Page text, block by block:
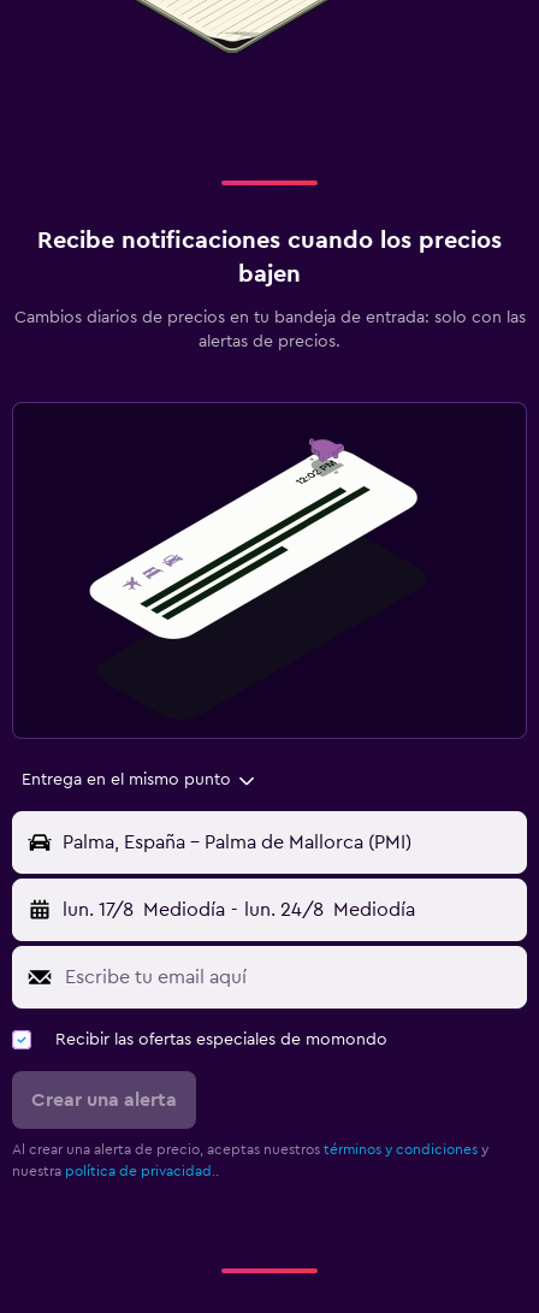
Recibe notificaciones cuando los precios
bajen
Cambios diarios de precios en tu bandeja de entrada: solo con las
alertas de precios.
Entrega en el mismo punto
Palma, España - Palma de Mallorca (PMI)
lun. 17/8 Mediodía - lun. 24/8 Mediodía
Recibir las ofertas especiales de momondo
Crear una alerta
Al crear una alerta de precio, aceptas nuestros términos y condiciones y
nuestra política de privacidad..